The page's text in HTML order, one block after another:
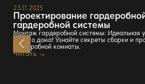
23.11.2025
Проектирование
гардеробной системы
Монтаж гардеробной системы: Идеальная
вашего дома! Узнайте секреты сборки и
гардеробной комнаты.
Читать →